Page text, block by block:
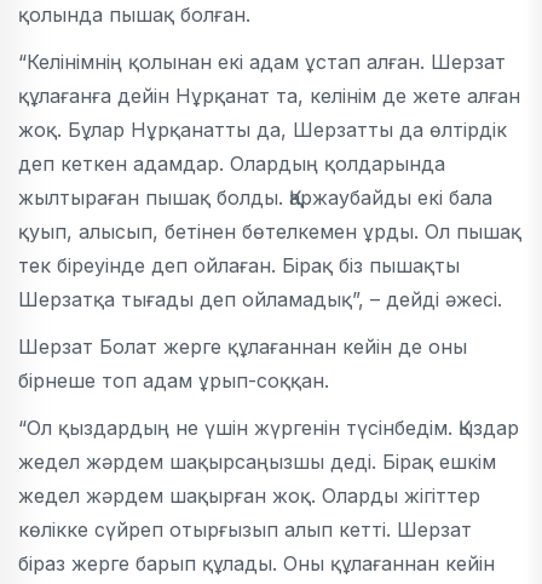
қолында пышақ болған.
“Келінімнің қолынан екі адам ұстап алған. Шерзат
құлағанға дейін Нұрқанат та, келінім де жете алған
жоқ. Бұлар Нұрқанатты да, Шерзатты да өлтірдік
деп кеткен адамдар. Олардың қолдарында
жылтыраған пышақ болды. Қаржаубайды екі бала
қуып, алысып, бетінен бөтелкемен ұрды. Ол пышақ
тек біреуінде деп ойлаған. Бірақ біз пышақты
Шерзатқа тығады деп ойламадық”, – дейді әжесі.
Шерзат Болат жерге құлағаннан кейін де оны
бірнеше топ адам ұрып-соққан.
“Ол қыздардың не үшін жүргенін түсінбедім. Қыздар
жедел жәрдем шақырсаңызшы деді. Бірақ ешкім
жедел жәрдем шақырған жоқ. Оларды жігіттер
көлікке сүйреп отырғызып алып кетті. Шерзат
біраз жерге барып құлады. Оны құлағаннан кейін